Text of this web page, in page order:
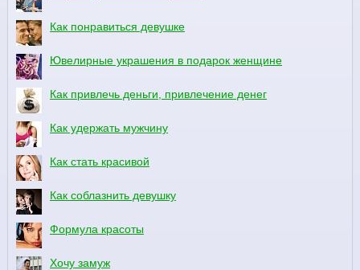
Как понравиться девушке
Ювелирные украшения в подарок женщине
Как привлечь деньги, привлечение денег
Как удержать мужчину
Как стать красивой
Как соблазнить девушку
Формула красоты
Хочу замуж